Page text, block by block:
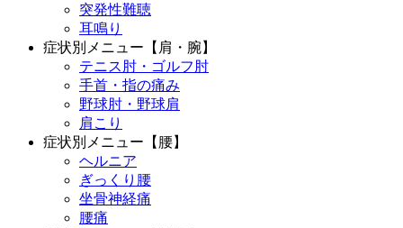
突発性難聴
耳鳴り
症状別メニュー【肩・腕】
テニス肘・ゴルフ肘
手首・指の痛み
野球肘・野球肩
肩こり
症状別メニュー【腰】
ヘルニア
ぎっくり腰
坐骨神経痛
腰痛